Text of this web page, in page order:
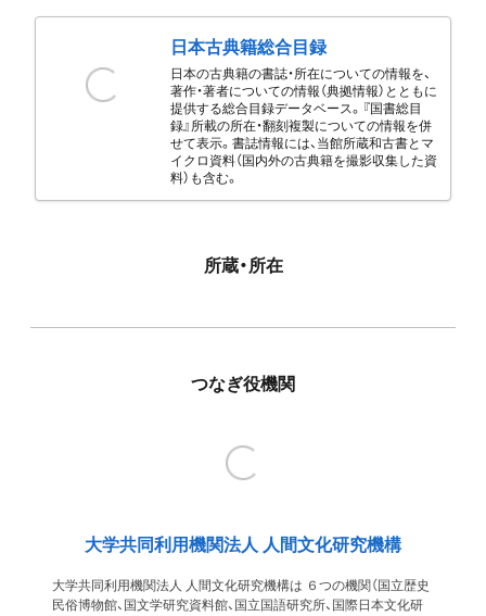
日本古典籍総合目録
日本の古典籍の書誌・所在についての情報を、
著作・著者についての情報（典拠情報）とともに
提供する総合目録データベース。『国書総目
録』所載の所在・翻刻複製についての情報を併
せて表示。書誌情報には、当館所蔵和古書とマ
イクロ資料（国内外の古典籍を撮影収集した資
料）も含む。
所蔵・所在
つなぎ役機関
大学共同利用機関法人 人間文化研究機構
大学共同利用機関法人 人間文化研究機構は ６つの機関（国立歴史
民俗博物館、国文学研究資料館、国立国語研究所、国際日本文化研